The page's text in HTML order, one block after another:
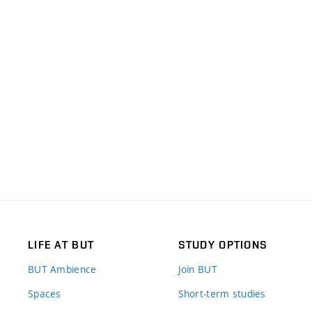
LIFE AT BUT
BUT Ambience
Spaces
STUDY OPTIONS
Join BUT
Short-term studies